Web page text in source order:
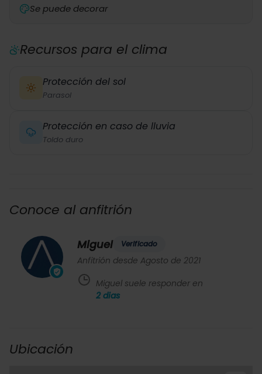
Se puede decorar
Recursos para el clima
Protección del sol
Parasol
Protección en caso de lluvia
Toldo duro
Conoce al anfitrión
Miguel Verificado
Anfitrión desde Agosto de 2021
Miguel suele responder en
2 dias
Ubicación